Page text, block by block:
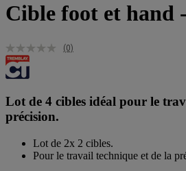
Cible foot et hand
(0)
Lot de 4 cibles idéal pour le
précision.
Lot de 2x 2 cibles.
Pour le travail technique et de la